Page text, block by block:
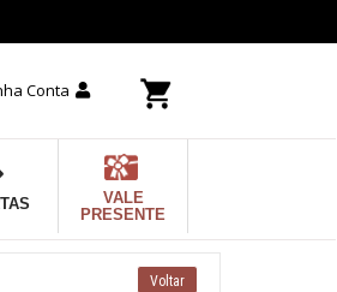
Conta
VALE
PRESENTE